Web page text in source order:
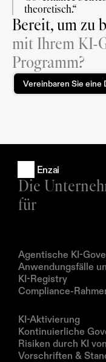
theoretisch.“
Bereit, um zu
mit Ihrem KI-
Programm?
Vereinbaren Sie eine
Enzai
Die
für
Agentische KI-
Anwendungsfälle
KI-Registry
Compliance-
KI-Aktivierung
Kontinuierliche
Risiken durch KI
Vorschriften &